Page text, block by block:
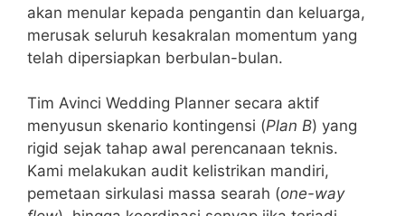
akan menular kepada pengantin dan keluarga,
merusak seluruh kesakralan momentum yang
telah dipersiapkan berbulan-bulan.
Tim Avinci Wedding Planner secara aktif
menyusun skenario kontingensi (Plan B) yang
rigid sejak tahap awal perencanaan teknis.
Kami melakukan audit kelistrikan mandiri,
pemetaan sirkulasi massa searah (one-way